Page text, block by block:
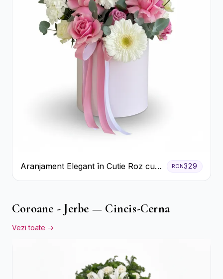
Aranjament Elegant în Cutie Roz cu
Trandafiri și Gerbera
RON329
Coroane - Jerbe — Cincis-Cerna
Vezi toate →